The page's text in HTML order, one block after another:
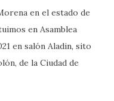
en el estado de
en Asamblea
en salón Aladin, sito
de la Ciudad de